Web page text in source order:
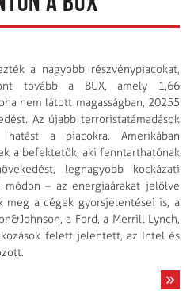
a nagyobb részvénypiacokat,
tovább a BUX, amely 1,66
nem látott magasságban, 20255
Az újabb terroristatámadások
a piacokra. Amerikában
a befektetők, aki fenntarthatónak
legnagyobb kockázati
– az energiaárakat jelölve
meg a cégek gyorsjelentései is, a
a Ford, a Merrill Lynch,
felett jelentett, az Intel és